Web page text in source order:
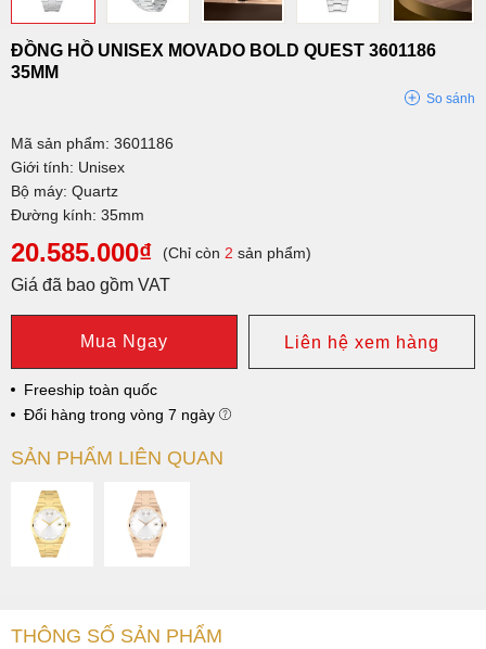
ĐỒNG HỒ UNISEX MOVADO BOLD QUEST 3601186
35MM
So sánh
Mã sản phẩm: 3601186
Giới tính: Unisex
Bộ máy: Quartz
Đường kính: 35mm
20.585.000₫ (Chỉ còn 2 sản phẩm)
Giá đã bao gồm VAT
Mua Ngay Liên hệ xem hàng
Freeship toàn quốc
Đổi hàng trong vòng 7 ngày
SẢN PHẨM LIÊN QUAN
THÔNG SỐ SẢN PHẨM